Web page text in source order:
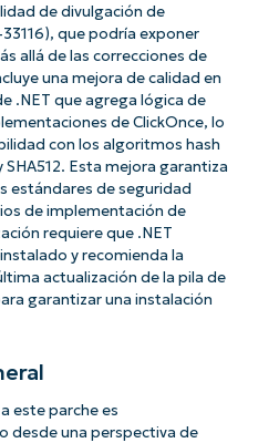
de divulgación de
que podría exponer
allá de las correcciones de
una mejora de calidad en
.NET que agrega lógica de
de ClickOnce, lo
con los algoritmos hash
Esta mejora garantiza
estándares de seguridad
de implementación de
requiere que .NET
y recomienda la
actualización de la pila de
garantizar una instalación
este parche es
desde una perspectiva de